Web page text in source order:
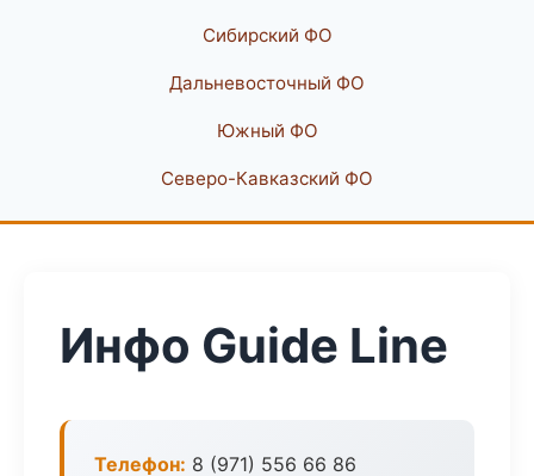
Сибирский ФО
Дальневосточный ФО
Южный ФО
Северо-Кавказский ФО
Инфо Guide Line
Телефон: 8 (971) 556 66 86